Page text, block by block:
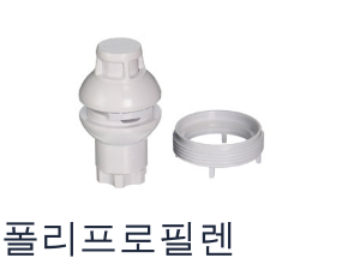
폴리프로필렌